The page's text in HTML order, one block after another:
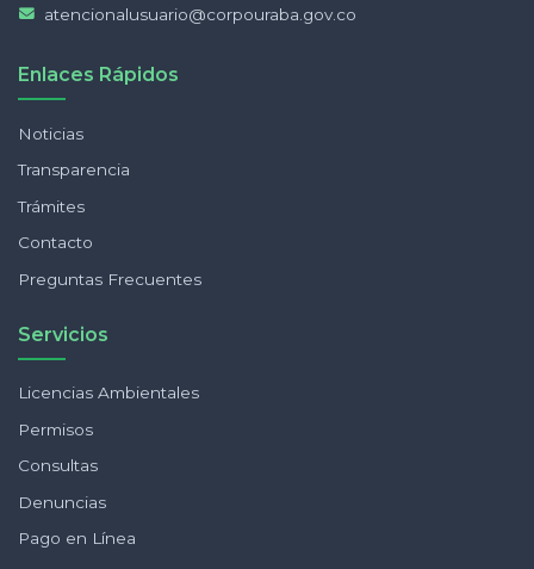
atencionalusuario@corpouraba.gov.co
Enlaces Rápidos
Noticias
Transparencia
Trámites
Contacto
Preguntas Frecuentes
Servicios
Licencias Ambientales
Permisos
Consultas
Denuncias
Pago en Línea